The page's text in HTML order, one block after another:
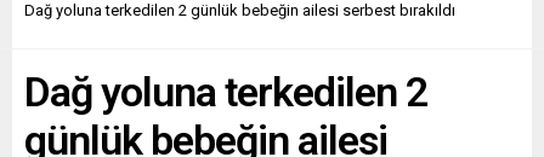
Dağ yoluna terkedilen 2 günlük bebeğin ailesi serbest bırakıldı
Dağ yoluna terkedilen 2
günlük bebeğin ailesi